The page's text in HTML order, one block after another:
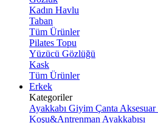
Kadın Havlu
Taban
Tüm Ürünler
Pilates Topu
Yüzücü Gözlüğü
Kask
Tüm Ürünler
Erkek
Kategoriler
Ayakkabı Giyim Çanta Aksesuar
Koşu&Antrenman Ayakkabısı